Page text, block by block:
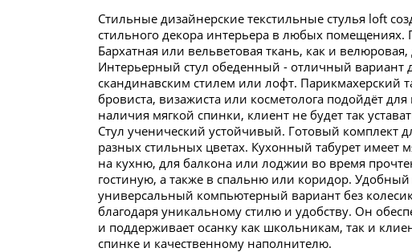
Стильные дизайнерские текстильные стулья loft
стильного декора интерьера в любых помещениях.
Бархатная или вельветовая ткань, как и
Интерьерный стул обеденный - отличный вариант
скандинавским стилем или лофт. Парикмахерский
бровиста, визажиста или косметолога подойдёт для
наличия мягкой спинки, клиент не будет так
Стул ученический устойчивый. Готовый комплект
разных стильных цветах. Кухонный табурет имеет
на кухню, для балкона или лоджии во время
гостиную, а также в спальню или коридор.
универсальный компьютерный вариант без
благодаря уникальному стилю и удобству. Он
и поддерживает осанку как школьникам, так и
спинке и качественному наполнителю.